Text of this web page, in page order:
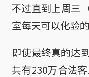
不过直到上周三
室每天可以化验
即使最终真的达
共有230万合法